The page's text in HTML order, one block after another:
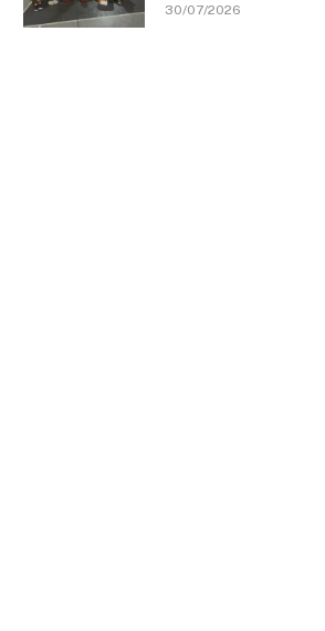
30/07/2026